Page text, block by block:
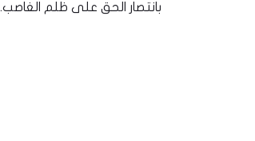
بانتصار الحق على ظلم الغاصب.